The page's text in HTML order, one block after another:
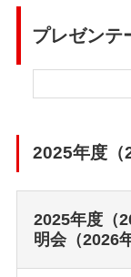
プレゼンテ
2025年度（
2025年度（
明会（2026